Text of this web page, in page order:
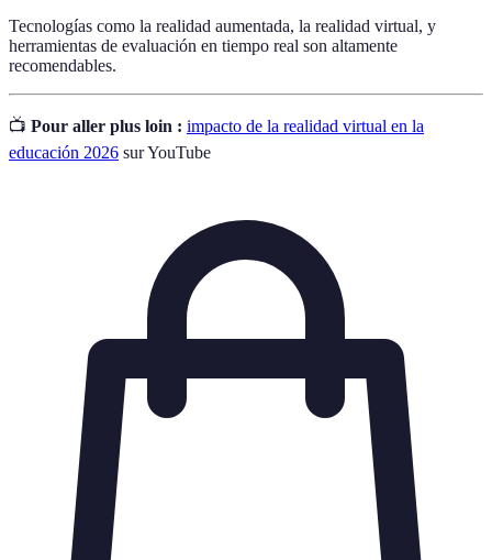
Tecnologías como la realidad aumentada, la realidad virtual, y
herramientas de evaluación en tiempo real son altamente
recomendables.
📺 Pour aller plus loin : impacto de la realidad virtual en la
educación 2026 sur YouTube